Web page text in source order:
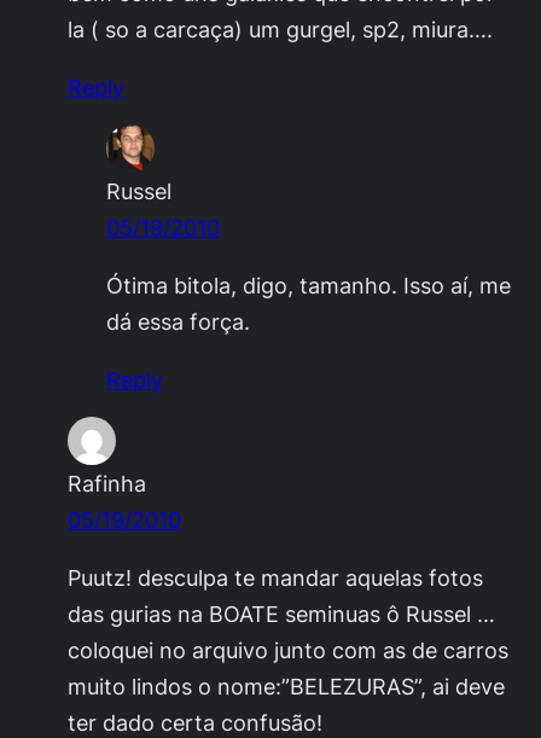
la ( so a carcaça) um gurgel, sp2, miura….
Reply
Russel
05/19/2010
Ótima bitola, digo, tamanho. Isso aí, me
dá essa força.
Reply
Rafinha
05/19/2010
Puutz! desculpa te mandar aquelas fotos
das gurias na BOATE seminuas ô Russel …
coloquei no arquivo junto com as de carros
muito lindos o nome:”BELEZURAS”, ai deve
ter dado certa confusão!